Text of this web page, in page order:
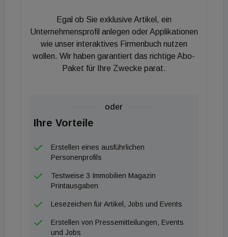
Egal ob Sie exklusive Artikel, ein
Unternehmensprofil anlegen oder Applikationen
wie unser interaktives Firmenbuch nutzen
wollen. Wir haben garantiert das richtige Abo-
Paket für Ihre Zwecke parat.
oder
Ihre Vorteile
Erstellen eines ausführlichen
Personenprofils
Testweise 3 Immobilien Magazin
Printausgaben
Lesezeichen für Artikel, Jobs und Events
Erstellen von Pressemitteilungen, Events
und Jobs